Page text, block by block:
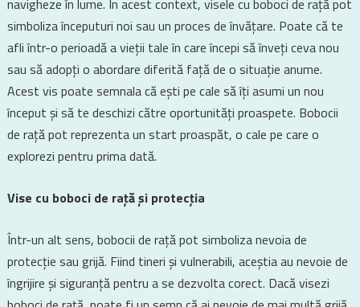
navigheze în lume. În acest context, visele cu boboci de rață pot
simboliza începuturi noi sau un proces de învățare. Poate că te
afli într-o perioadă a vieții tale în care începi să înveți ceva nou
sau să adopți o abordare diferită față de o situație anume.
Acest vis poate semnala că ești pe cale să îți asumi un nou
început și să te deschizi către oportunități proaspete. Bobocii
de rață pot reprezenta un start proaspăt, o cale pe care o
explorezi pentru prima dată.
Vise cu boboci de rață și protecția
Într-un alt sens, bobocii de rață pot simboliza nevoia de
protecție sau grijă. Fiind tineri și vulnerabili, aceștia au nevoie de
îngrijire și siguranță pentru a se dezvolta corect. Dacă visezi